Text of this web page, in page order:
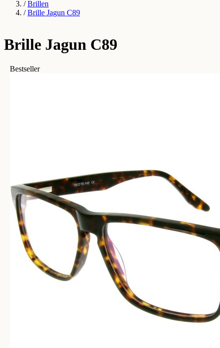
/ Brillen
/ Brille Jagun C89
Brille Jagun C89
Bestseller